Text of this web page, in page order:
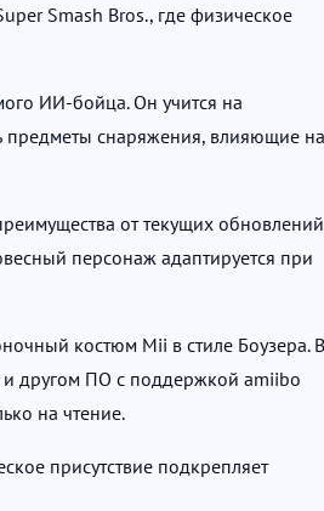
Smash Bros., где физическое
ИИ-бойца. Он учится на
предметы снаряжения, влияющие на
от текущих обновлений
персонаж адаптируется при
костюм Mii в стиле Боузера. В
и другом ПО с поддержкой amiibo
на чтение.
присутствие подкрепляет